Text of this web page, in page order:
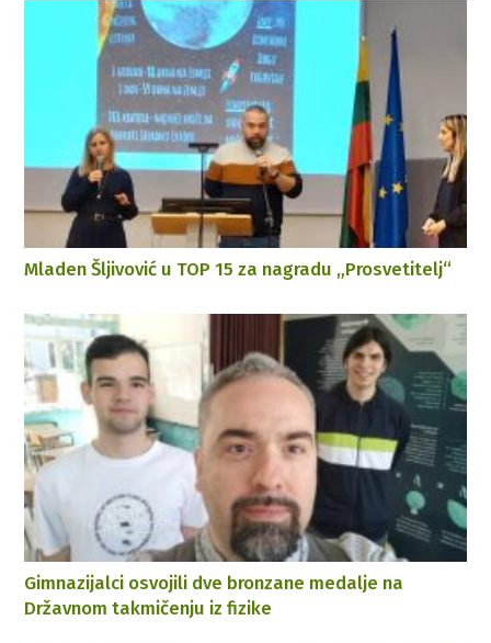
Mladen Šljivović u TOP 15 za nagradu „Prosvetitelj“
Gimnazijalci osvojili dve bronzane medalje na
Državnom takmičenju iz fizike